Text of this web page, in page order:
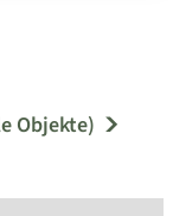
Objekte)